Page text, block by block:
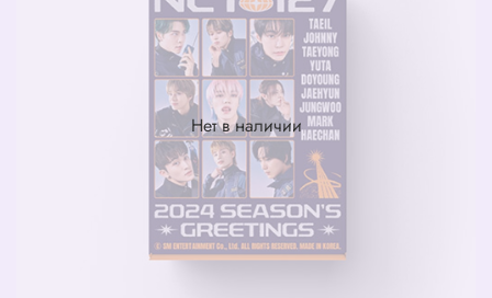
Нет в наличии